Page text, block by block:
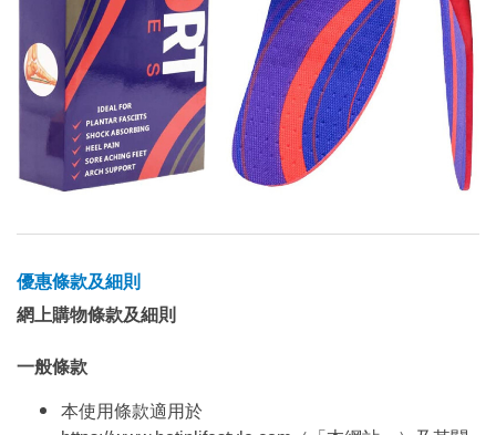
優惠條款及細則
網上購物條款及細則
一般條款
本使用條款適用於